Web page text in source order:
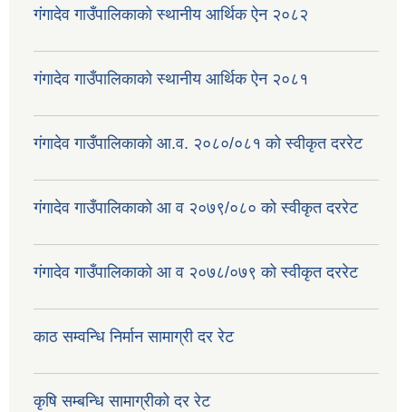
गंगादेव गाउँपालिकाको स्थानीय आर्थिक ऐन २०८२
गंगादेव गाउँपालिकाको स्थानीय आर्थिक ऐन २०८१
गंगादेव गाउँपालिकाको आ.व. २०८०/०८१ को स्वीकृत दररेट
गंगादेव गाउँपालिकाको आ व २०७९/०८० को स्वीकृत दररेट
गंगादेव गाउँपालिकाको आ व २०७८/०७९ को स्वीकृत दररेट
काठ सम्वन्धि निर्मान सामाग्री दर रेट
कृषि सम्बन्धि सामाग्रीको दर रेट